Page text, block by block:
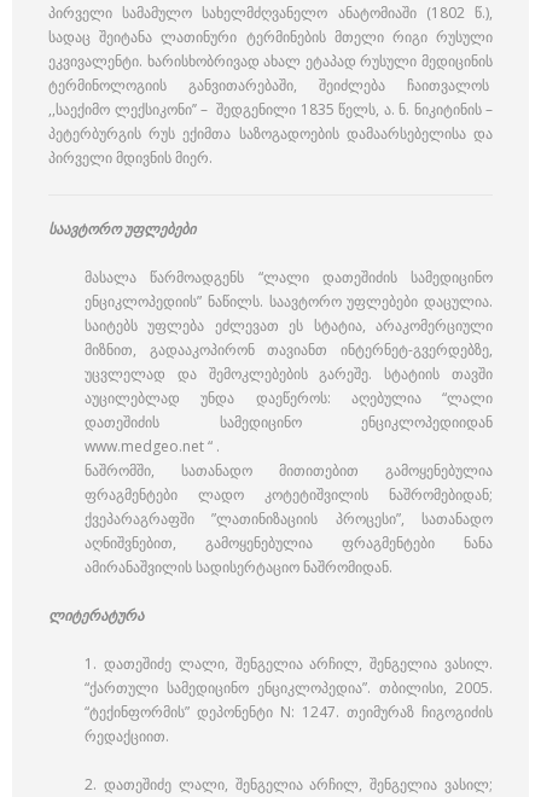
პირველი სამამულო სახელმძღვანელო ანატომიაში (1802 წ.),
სადაც შეიტანა ლათინური ტერმინების მთელი რიგი რუსული
ეკვივალენტი. ხარისხობრივად ახალ ეტაპად რუსული მედიცინის
ტერმინოლოგიის განვითარებაში, შეიძლება ჩაითვალოს
,,საექიმო ლექსიკონი’’ – შედგენილი 1835 წელს, ა. ნ. ნიკიტინის –
პეტერბურგის რუს ექიმთა საზოგადოების დამაარსებელისა და
პირველი მდივნის მიერ.
საავტორო უფლებები
მასალა წარმოადგენს “ლალი დათეშიძის სამედიცინო
ენციკლოპედიის” ნაწილს. საავტორო უფლებები დაცულია.
საიტებს უფლება ეძლევათ ეს სტატია, არაკომერციული
მიზნით, გადააკოპირონ თავიანთ ინტერნეტ-გვერდებზე,
უცვლელად და შემოკლებების გარეშე. სტატიის თავში
აუცილებლად უნდა დაეწეროს: აღებულია “ლალი
დათეშიძის სამედიცინო ენციკლოპედიიდან
www.medgeo.net “ .
ნაშრომში, სათანადო მითითებით გამოყენებულია
ფრაგმენტები ლადო კოტეტიშვილის ნაშრომებიდან;
ქვეპარაგრაფში ”ლათინიზაციის პროცესი”, სათანადო
აღნიშვნებით, გამოყენებულია ფრაგმენტები ნანა
ამირანაშვილის სადისერტაციო ნაშრომიდან.
ლიტერატურა
1. დათეშიძე ლალი, შენგელია არჩილ, შენგელია ვასილ.
“ქართული სამედიცინო ენციკლოპედია”. თბილისი, 2005.
“ტექინფორმის” დეპონენტი N: 1247. თეიმურაზ ჩიგოგიძის
რედაქციით.
2. დათეშიძე ლალი, შენგელია არჩილ, შენგელია ვასილ;